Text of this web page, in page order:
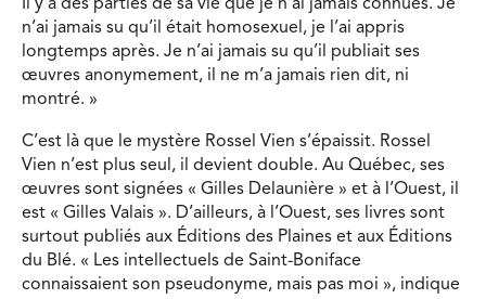
Il y a des parties de sa vie que je n’ai jamais connues. Je
n’ai jamais su qu’il était homosexuel, je l’ai appris
longtemps après. Je n’ai jamais su qu’il publiait ses
œuvres anonymement, il ne m’a jamais rien dit, ni
montré. »
C’est là que le mystère Rossel Vien s’épaissit. Rossel
Vien n’est plus seul, il devient double. Au Québec, ses
œuvres sont signées « Gilles Delaunière » et à l’Ouest, il
est « Gilles Valais ». D’ailleurs, à l’Ouest, ses livres sont
surtout publiés aux Éditions des Plaines et aux Éditions
du Blé. « Les intellectuels de Saint-Boniface
connaissaient son pseudonyme, mais pas moi », indique